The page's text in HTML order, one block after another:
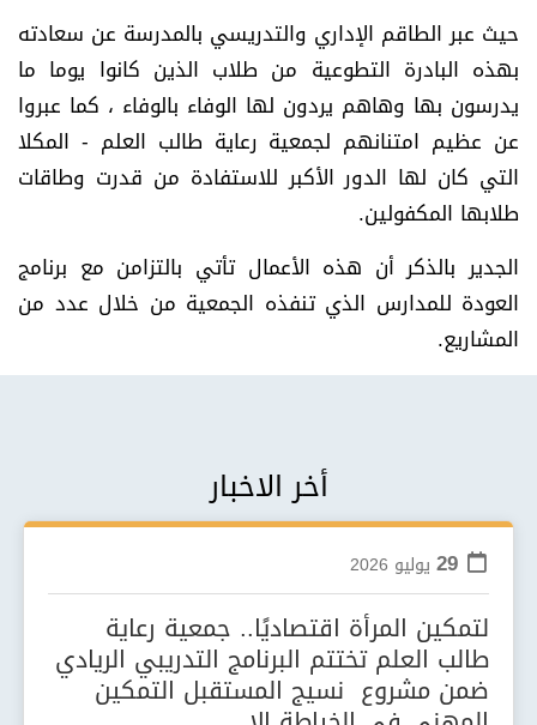
حيث عبر الطاقم الإداري والتدريسي بالمدرسة عن سعادته
بهذه البادرة التطوعية من طلاب الذين كانوا يوما ما
يدرسون بها وهاهم يردون لها الوفاء بالوفاء ، كما عبروا
عن عظيم امتنانهم لجمعية رعاية طالب العلم - المكلا
التي كان لها الدور الأكبر للاستفادة من قدرت وطاقات
طلابها المكفولين.
الجدير بالذكر أن هذه الأعمال تأتي بالتزامن مع برنامج
العودة للمدارس الذي تنفذه الجمعية من خلال عدد من
المشاريع.
أخر الاخبار
29 يوليو 2026
لتمكين المرأة اقتصاديًا.. جمعية رعاية
طالب العلم تختتم البرنامج التدريبي الريادي
ضمن مشروع نسيج المستقبل التمكين